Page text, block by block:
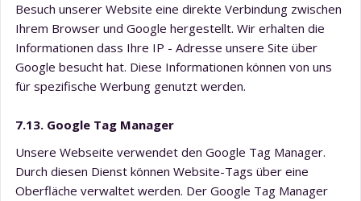
Besuch unserer Website eine direkte Verbindung zwischen
Ihrem Browser und Google hergestellt. Wir erhalten die
Informationen dass Ihre IP - Adresse unsere Site über
Google besucht hat. Diese Informationen können von uns
für spezifische Werbung genutzt werden.
7.13. Google Tag Manager
Unsere Webseite verwendet den Google Tag Manager.
Durch diesen Dienst können Website-Tags über eine
Oberfläche verwaltet werden. Der Google Tag Manager